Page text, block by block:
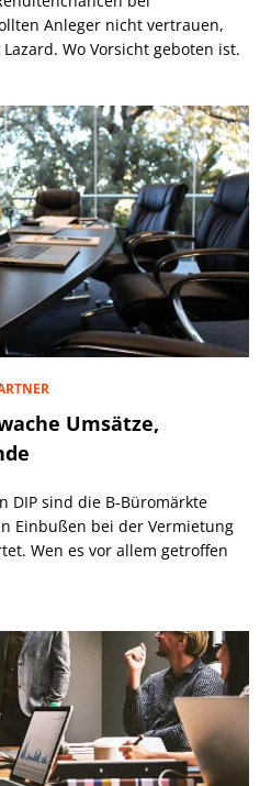
Anleger nicht vertrauen,
Wo Vorsicht geboten ist.
Umsätze,
DIP sind die B-Büromärkte
Einbußen bei der Vermietung
Wen es vor allem getroffen